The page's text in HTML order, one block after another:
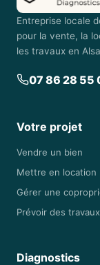
Entreprise locale
pour la vente, la
les travaux en
07 86 28 55
Votre projet
Vendre un bien
Mettre en location
Gérer une
Prévoir des travaux
Diagnostics